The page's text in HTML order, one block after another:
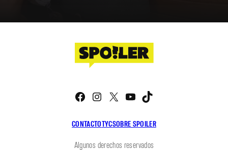
CONTACTOTYCSOBRE SPOILER
Facebook
Instagram
X YouTube
Algunos derechos reservados